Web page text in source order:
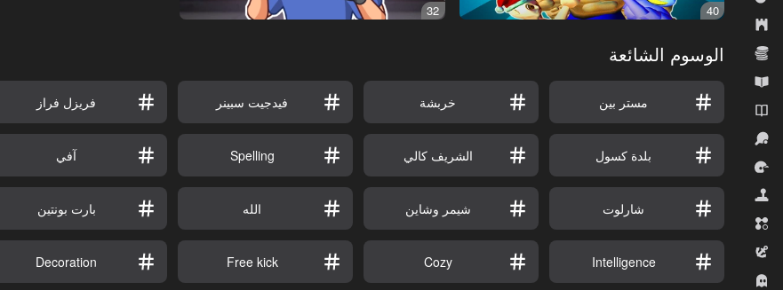
الاستراتيجية
الاقتصاد
التعليمية
الروايات
الرياضة
السباقات
المحاكيات
المطابقة الثلاثية
المغامرة
رعب
40
32
الوسوم الشائعة
مستر بين خربشة فيدجيت سبينر فريزل فراز
بلدة كسول الشريف كالي Spelling آفي
شارلوت شيمر وشاين الله بارت بونتين
Intelligence
Cozy
Free kick
Decoration